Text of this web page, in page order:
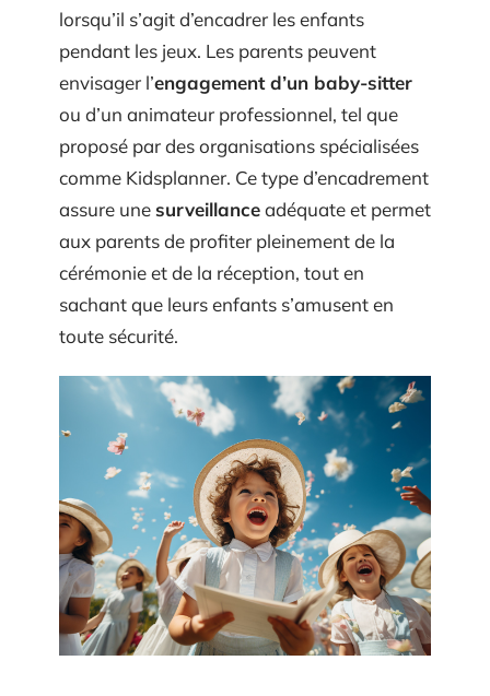
lorsqu’il s’agit d’encadrer les enfants
pendant les jeux. Les parents peuvent
envisager l’engagement d’un baby-sitter
ou d’un animateur professionnel, tel que
proposé par des organisations spécialisées
comme Kidsplanner. Ce type d’encadrement
assure unesurveillanceadéquate et permet
aux parents de profiter pleinement de la
cérémonie et de la réception, tout en
sachant que leurs enfants s’amusent en
toute sécurité.